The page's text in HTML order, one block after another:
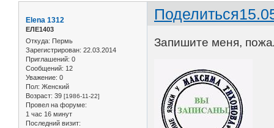
Поделиться
Elena 1312
ЕЛE1403
Откуда: Пермь
Зарегистрирован: 22.03.2014
Приглашений: 0
Сообщений: 12
Уважение: 0
Пол: Женский
Возраст: 39 [1986-11-22]
Провел на форуме:
1 час 16 минут
Последний визит:
Запишите меня,